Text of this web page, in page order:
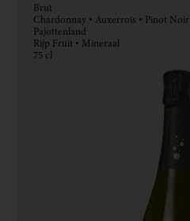
Brut
Chardonnay • Auxerrois • Pinot Noir
Pajottenland
Rijp Fruit • Mineraal
75 cl